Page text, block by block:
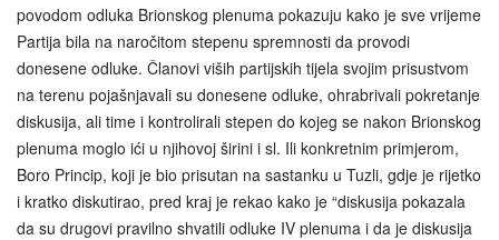
povodom odluka Brionskog plenuma pokazuju kako je sve vrijeme
Partija bila na naročitom stepenu spremnosti da provodi
donesene odluke. Članovi viših partijskih tijela svojim prisustvom
na terenu pojašnjavali su donesene odluke, ohrabrivali pokretanje
diskusija, ali time i kontrolirali stepen do kojeg se nakon Brionskog
plenuma moglo ići u njihovoj širini i sl. Ili konkretnim primjerom,
Boro Princip, koji je bio prisutan na sastanku u Tuzli, gdje je rijetko
i kratko diskutirao, pred kraj je rekao kako je “diskusija pokazala
da su drugovi pravilno shvatili odluke IV plenuma i da je diskusija